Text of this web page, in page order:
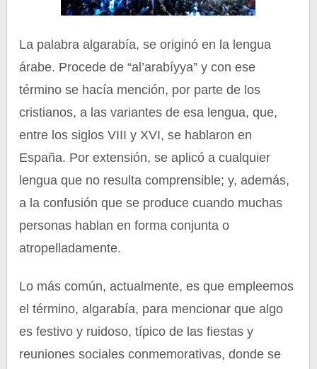
La palabra algarabía, se originó en la lengua
árabe. Procede de “al’arabíyya” y con ese
término se hacía mención, por parte de los
cristianos, a las variantes de esa lengua, que,
entre los siglos VIII y XVI, se hablaron en
España. Por extensión, se aplicó a cualquier
lengua que no resulta comprensible; y, además,
a la confusión que se produce cuando muchas
personas hablan en forma conjunta o
atropelladamente.
Lo más común, actualmente, es que empleemos
el término, algarabía, para mencionar que algo
es festivo y ruidoso, típico de las fiestas y
reuniones sociales conmemorativas, donde se